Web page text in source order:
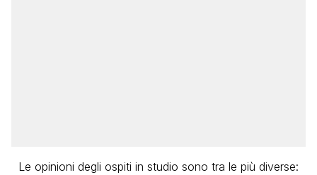
Le opinioni degli ospiti in studio sono tra le più diverse: